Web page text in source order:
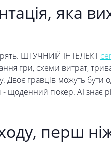
яка
ШТУЧНИЙ ІНТЕЛЕКТ
гри, схеми витрат,
Двоє гравців можуть бути
- щоденний покер. AI знає
перш